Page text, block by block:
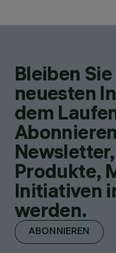
Bleiben
neuesten
dem
Produkte,
Initiativen
werden.
ABONNIEREN